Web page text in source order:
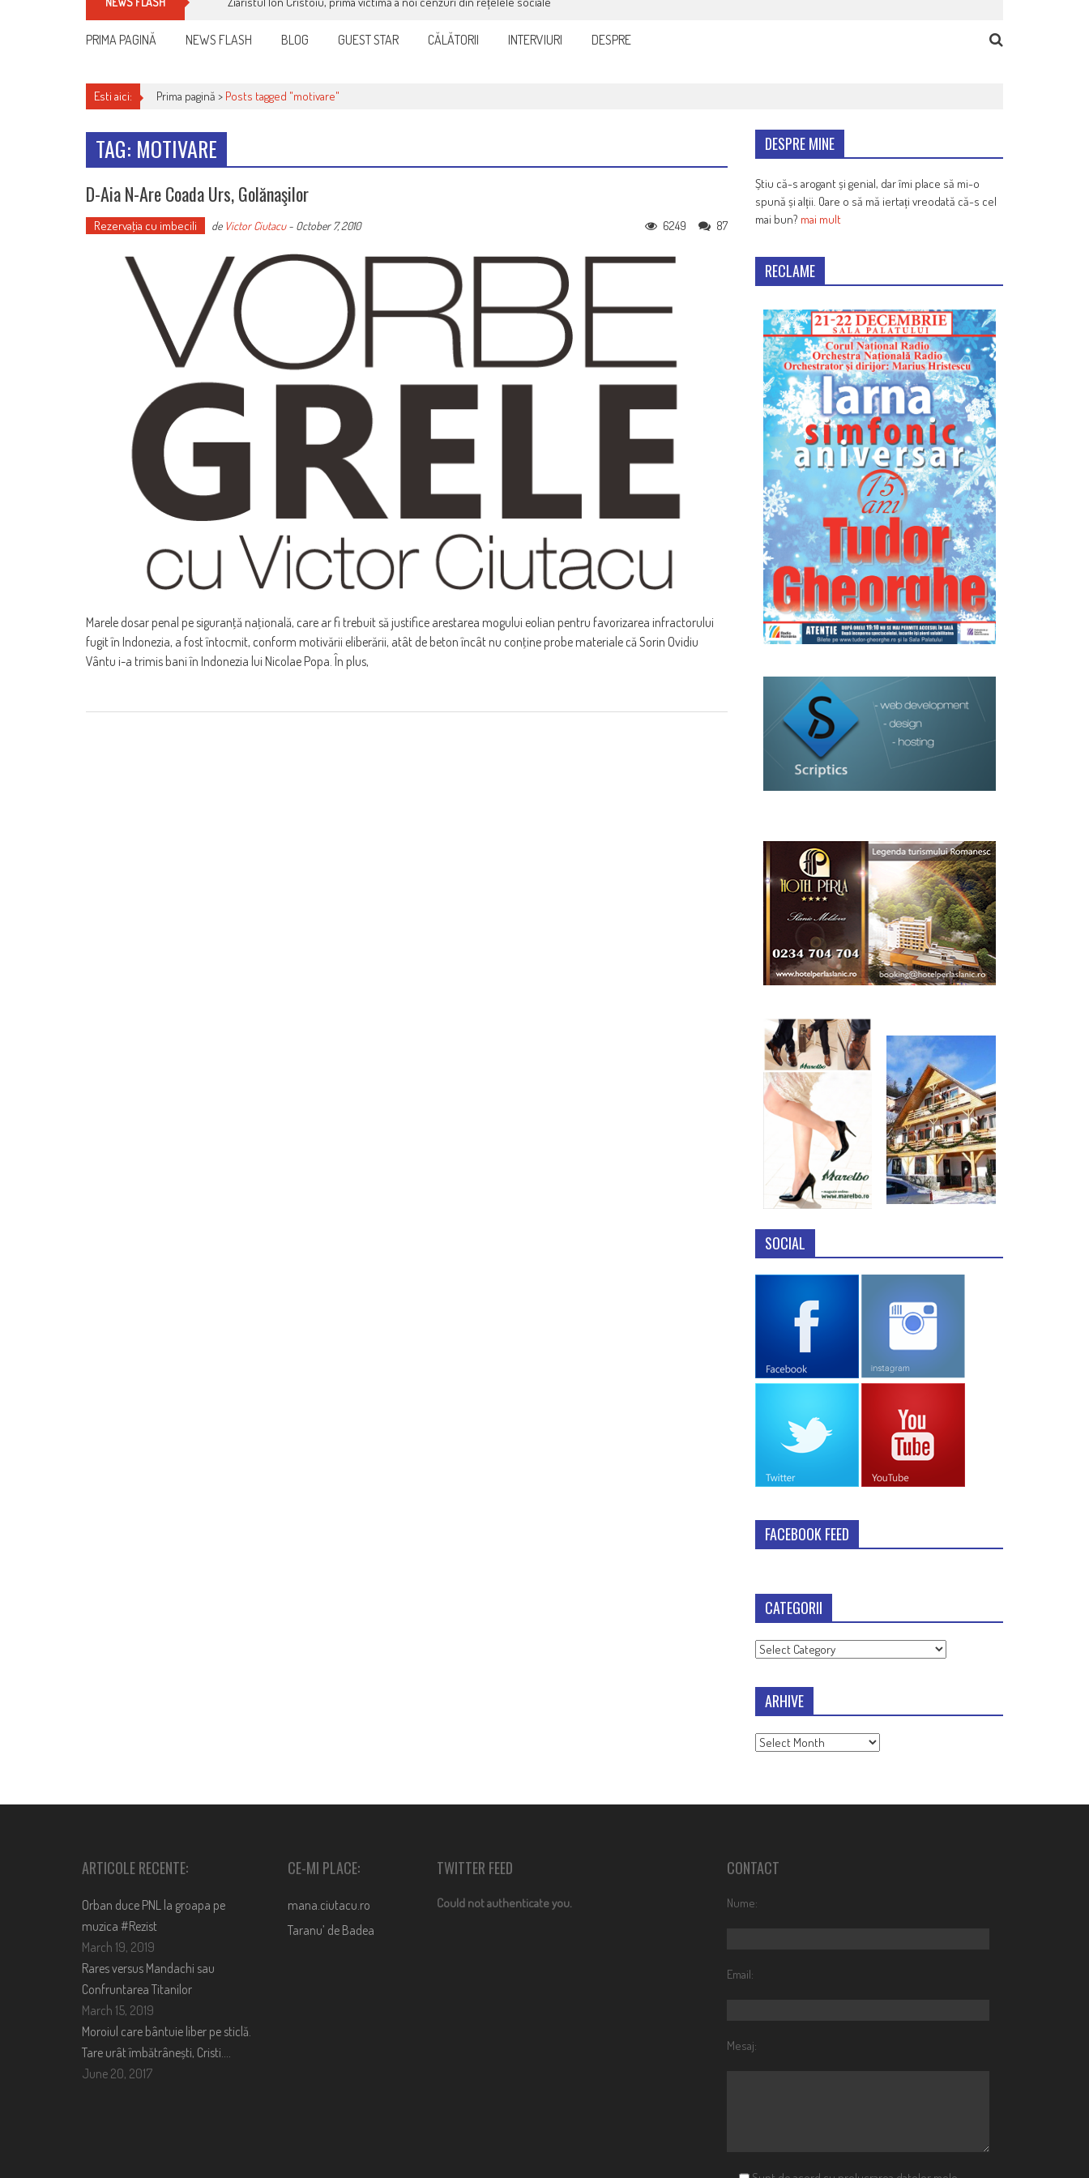
PRIMA PAGINĂ NEWS FLASH BLOG GUEST STAR CĂLĂTORII INTERVIURI DESPRE
Esti aici: Prima pagină > Posts tagged "motivare"
TAG: MOTIVARE
D-Aia N-Are Coada Urs, Golănaşilor
Rezervaţia cu imbecili de Victor Ciutacu- October 7, 2010 87
6249
Marele dosar penal pe siguranţă naţională, care ar fi trebuit să justifice arestarea mogului eolian pentru favorizarea infractorului
fugit în Indonezia, a fost întocmit, conform motivării eliberării, atât de beton încât nu conţine probe materiale că Sorin Ovidiu
Vântu i-a trimis bani în Indonezia lui Nicolae Popa. În plus,
DESPRE MINE
Știu că-s arogant și genial, dar îmi place să mi-o
spună și alții. Oare o să mă iertați vreodată că-s cel
mai bun? mai mult
RECLAME
SOCIAL
FACEBOOK FEED
CATEGORII
Categorii
ARHIVE
Arhive
ARTICOLE RECENTE:
Orban duce PNL la groapa pe
muzica #Rezist
March 19, 2019
Rares versus Mandachi sau
Confruntarea Titanilor
March 15, 2019
Moroiul care bântuie liber pe sticlă.
Tare urât îmbătrânești, Cristi….
June 20, 2017
CE-MI PLACE:
mana.ciutacu.ro
Taranu’ de Badea
TWITTER FEED
Could not authenticate you.
CONTACT
Nume:
Email:
Mesaj: